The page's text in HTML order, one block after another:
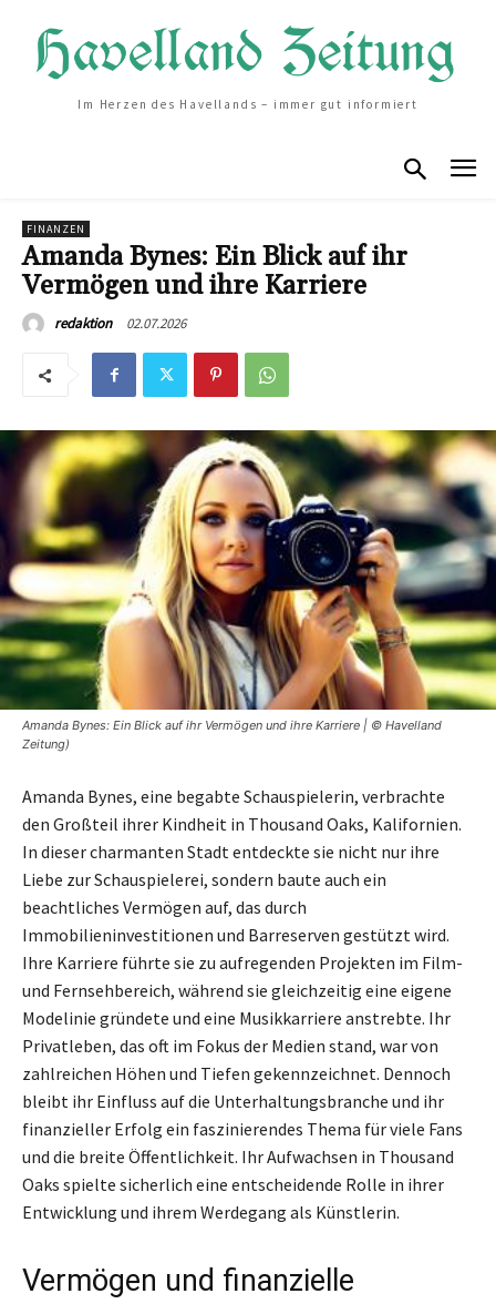
Im Herzen des Havellands – immer gut informiert
FINANZEN
Amanda Bynes: Ein Blick auf ihr
Vermögen und ihre Karriere
redaktion 02.07.2026
Amanda Bynes: Ein Blick auf ihr Vermögen und ihre Karriere | © Havelland
Zeitung)
Amanda Bynes, eine begabte Schauspielerin, verbrachte
den Großteil ihrer Kindheit in Thousand Oaks, Kalifornien.
In dieser charmanten Stadt entdeckte sie nicht nur ihre
Liebe zur Schauspielerei, sondern baute auch ein
beachtliches Vermögen auf, das durch
Immobilieninvestitionen und Barreserven gestützt wird.
Ihre Karriere führte sie zu aufregenden Projekten im Film-
und Fernsehbereich, während sie gleichzeitig eine eigene
Modelinie gründete und eine Musikkarriere anstrebte. Ihr
Privatleben, das oft im Fokus der Medien stand, war von
zahlreichen Höhen und Tiefen gekennzeichnet. Dennoch
bleibt ihr Einfluss auf die Unterhaltungsbranche und ihr
finanzieller Erfolg ein faszinierendes Thema für viele Fans
und die breite Öffentlichkeit. Ihr Aufwachsen in Thousand
Oaks spielte sicherlich eine entscheidende Rolle in ihrer
Entwicklung und ihrem Werdegang als Künstlerin.
Vermögen und finanzielle